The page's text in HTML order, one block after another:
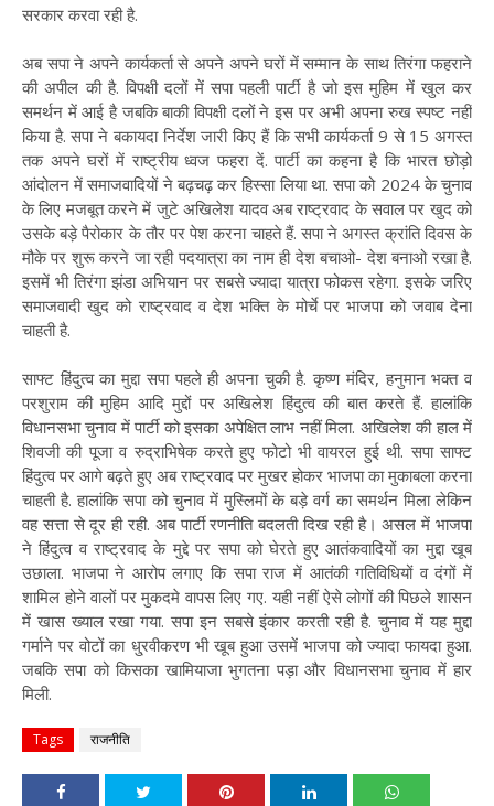
सरकार करवा रही है.
अब सपा ने अपने कार्यकर्ता से अपने अपने घरों में सम्मान के साथ तिरंगा फहराने
की अपील की है. विपक्षी दलों में सपा पहली पार्टी है जो इस मुहिम में खुल कर
समर्थन में आई है जबकि बाकी विपक्षी दलों ने इस पर अभी अपना रुख स्पष्ट नहीं
किया है. सपा ने बकायदा निर्देश जारी किए हैं कि सभी कार्यकर्ता 9 से 15 अगस्त
तक अपने घरों में राष्ट्रीय ध्वज फहरा दें. पार्टी का कहना है कि भारत छोड़ो
आंदोलन में समाजवादियों ने बढ़चढ़ कर हिस्सा लिया था. सपा को 2024 के चुनाव
के लिए मजबूत करने में जुटे अखिलेश यादव अब राष्ट्रवाद के सवाल पर खुद को
उसके बड़े पैरोकार के तौर पर पेश करना चाहते हैं. सपा ने अगस्त क्रांति दिवस के
मौके पर शुरू करने जा रही पदयात्रा का नाम ही देश बचाओ- देश बनाओ रखा है.
इसमें भी तिरंगा झंडा अभियान पर सबसे ज्यादा यात्रा फोकस रहेगा. इसके जरिए
समाजवादी खुद को राष्ट्रवाद व देश भक्ति के मोर्चे पर भाजपा को जवाब देना
चाहती है.
साफ्ट हिंदुत्व का मुद्दा सपा पहले ही अपना चुकी है. कृष्ण मंदिर, हनुमान भक्त व
परशुराम की मुहिम आदि मुद्दों पर अखिलेश हिंदुत्व की बात करते हैं. हालांकि
विधानसभा चुनाव में पार्टी को इसका अपेक्षित लाभ नहीं मिला. अखिलेश की हाल में
शिवजी की पूजा व रुद्राभिषेक करते हुए फोटो भी वायरल हुई थी. सपा साफ्ट
हिंदुत्व पर आगे बढ़ते हुए अब राष्ट्रवाद पर मुखर होकर भाजपा का मुकाबला करना
चाहती है. हालांकि सपा को चुनाव में मुस्लिमों के बड़े वर्ग का समर्थन मिला लेकिन
वह सत्ता से दूर ही रही. अब पार्टी रणनीति बदलती दिख रही है। असल में भाजपा
ने हिंदुत्व व राष्ट्रवाद के मुद्दे पर सपा को घेरते हुए आतंकवादियों का मुद्दा खूब
उछाला. भाजपा ने आरोप लगाए कि सपा राज में आतंकी गतिविधियों व दंगों में
शामिल होने वालों पर मुकदमे वापस लिए गए. यही नहीं ऐसे लोगों की पिछले शासन
में खास ख्याल रखा गया. सपा इन सबसे इंकार करती रही है. चुनाव में यह मुद्दा
गर्माने पर वोटों का धु्रवीकरण भी खूब हुआ उसमें भाजपा को ज्यादा फायदा हुआ.
जबकि सपा को किसका खामियाजा भुगतना पड़ा और विधानसभा चुनाव में हार
मिली.
Tags राजनीति